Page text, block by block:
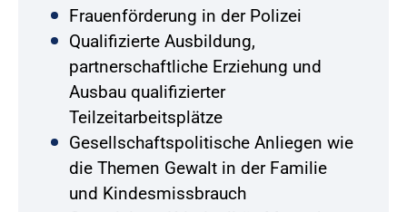
Frauenförderung in der Polizei
Qualifizierte Ausbildung,
partnerschaftliche Erziehung und
Ausbau qualifizierter
Teilzeitarbeitsplätze
Gesellschaftspolitische Anliegen wie
die Themen Gewalt in der Familie
und Kindesmissbrauch